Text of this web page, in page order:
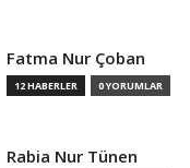
Fatma Nur Çoban
12 HABERLER 0 YORUMLAR
Rabia Nur Tünen